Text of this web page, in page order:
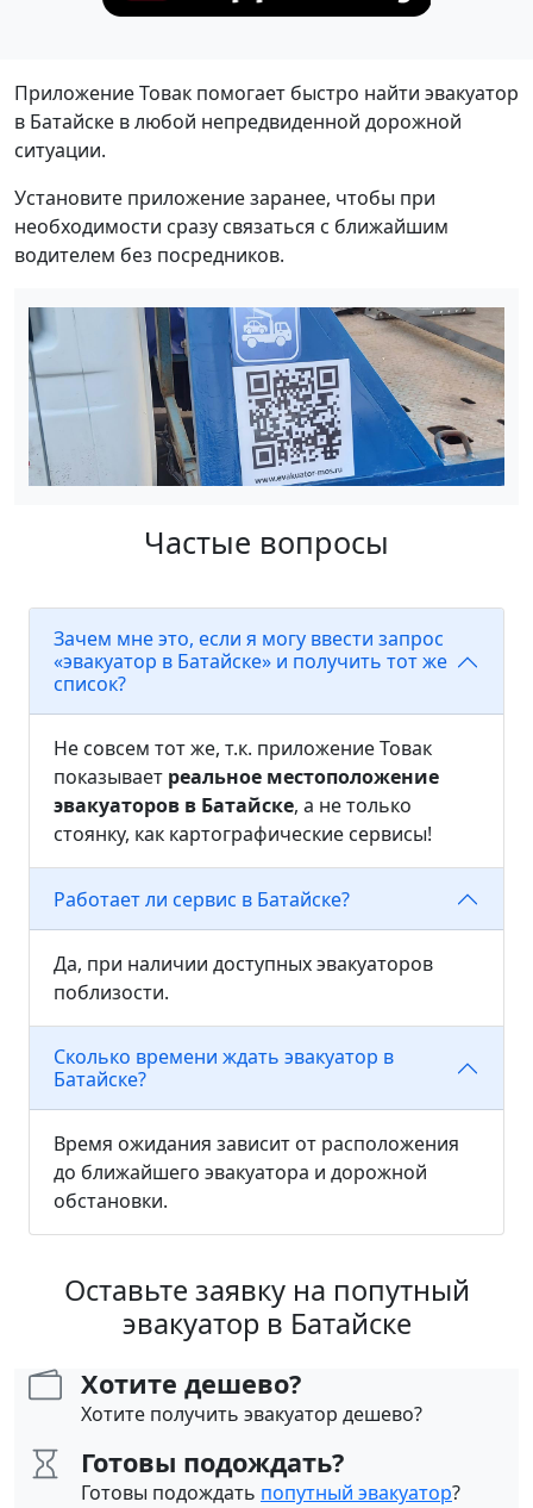
Приложение Товак помогает быстро найти эвакуатор
в Батайске в любой непредвиденной дорожной
ситуации.
Установите приложение заранее, чтобы при
необходимости сразу связаться с ближайшим
водителем без посредников.
Частые вопросы
Зачем мне это, если я могу ввести запрос
«эвакуатор в Батайске» и получить тот же
список?
Не совсем тот же, т.к. приложение Товак
показывает реальное местоположение
эвакуаторов в Батайске, а не только
стоянку, как картографические сервисы!
Работает ли сервис в Батайске?
Да, при наличии доступных эвакуаторов
поблизости.
Сколько времени ждать эвакуатор в
Батайске?
Время ожидания зависит от расположения
до ближайшего эвакуатора и дорожной
обстановки.
Оставьте заявку на попутный
эвакуатор в Батайске
Хотите дешево?
Хотите получить эвакуатор дешево?
Готовы подождать?
Готовы подождать попутный эвакуатор?